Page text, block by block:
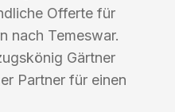
Offerte für
nach Temeswar.
Gärtner
Partner für einen